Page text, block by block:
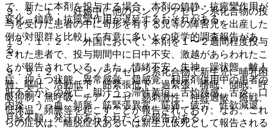
で、新たに本剤を投与する場合、本剤の鎮静・抗痙攣作用が
変化、鎮静・抗痙攣作用が遅延するおそれがある。
１５．１．２． 外国において、本剤を１〜２週間程度投与
された患者で、投与期間中に日中不安、激越があらわれたこ
とが報告されている。また、情緒不安、失神、躁状態、離人
症、抑うつ状態、異常感覚、錯感覚、利尿剤併用中の患者の
肝不全からの死亡、胆汁うっ滞性黄疸、舌灼熱感、舌炎、口
内炎、うっ血、頻脈、筋緊張異常、筋痛、疲労、性欲減退、
月経不順、発汗があらわれたとの報告がある。
９．５．１． 妊娠中に他のベンゾジアゼピン系化合物の投
与を受けた患者の中に奇形を有する児等の障害児を出産した
例が対照群と比較して有意に多いとの疫学的調査報告があ
る。
９．５．２． ベンゾジアゼピン系化合物で新生児に哺乳困
難、嘔吐、活動低下、筋緊張低下、過緊張、嗜眠、傾眠、呼
吸抑制・無呼吸、チアノーゼ、易刺激性、神経過敏、振戦、
低体温、頻脈等を起こすことが報告されており、なお、これ
らの症状は、離脱症状あるいは新生児仮死として報告される